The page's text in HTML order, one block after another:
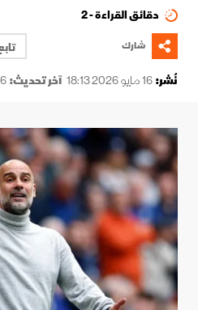
دقائق القراءة - 2
شارك
نُشر:16 مايو 2026 18:13 آخر تحديث:16